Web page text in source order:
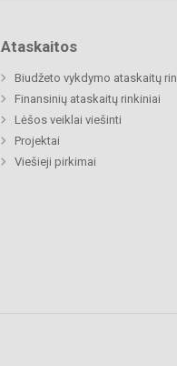
Ataskaitos
Biudžeto vykdymo ataskaitų
Finansinių ataskaitų rinkiniai
Lėšos veiklai viešinti
Projektai
Viešieji pirkimai